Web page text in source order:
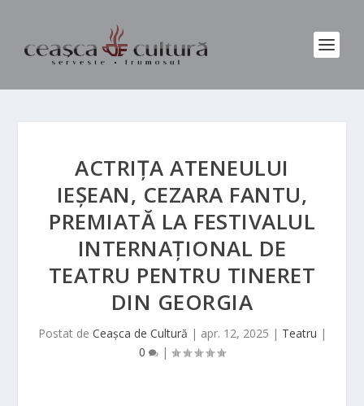
ACTRIȚA ATENEULUI
IEȘEAN, CEZARA FANTU,
PREMIATĂ LA FESTIVALUL
INTERNAȚIONAL DE
TEATRU PENTRU TINERET
DIN GEORGIA
Postat de Ceașca de Cultură | apr. 12, 2025 | Teatru |
0
|